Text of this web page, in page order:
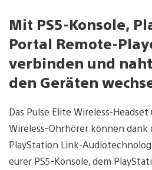
Mit PS5-Konsole,
Portal Remote-
verbinden und
den Geräten
Das Pulse Elite Wireless-
Wireless-Ohrhörer können dank
PlayStation Link-
eurer PS5-Konsole, dem